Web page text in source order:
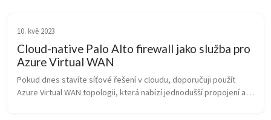
10. kvě 2023
Cloud-native Palo Alto firewall jako služba pro
Azure Virtual WAN
Pokud dnes stavíte síťové řešení v cloudu, doporučuji použít
Azure Virtual WAN topologii, která nabízí jednodušší propojení a